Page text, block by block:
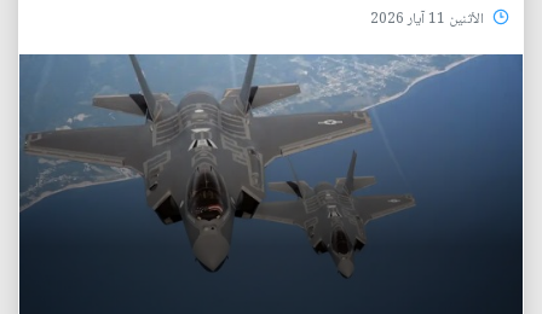
الأثنين 11 آيار 2026